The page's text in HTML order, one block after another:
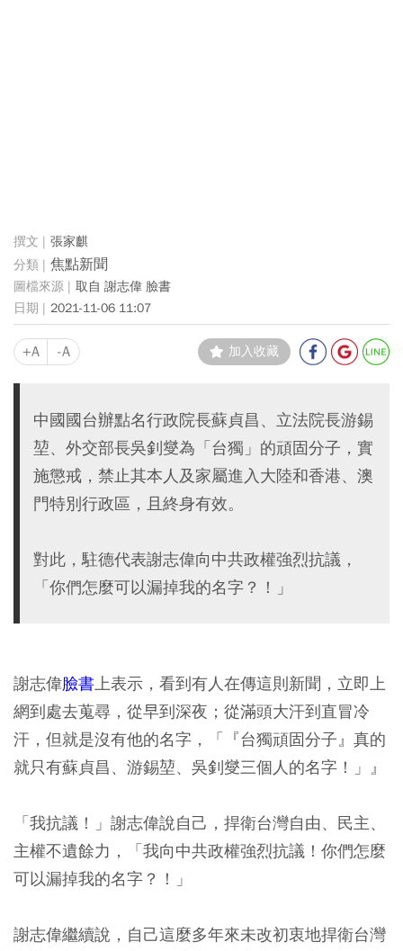
張家麒
焦點新聞
取自 謝志偉 臉書
2021-11-06 11:07
+A -A 加入收藏
中國國台辦點名行政院長蘇貞昌、立法院長游錫
堃、外交部長吳釗燮為「台獨」的頑固分子，實
施懲戒，禁止其本人及家屬進入大陸和香港、澳
門特別行政區，且終身有效。
對此，駐德代表謝志偉向中共政權強烈抗議，
「你們怎麼可以漏掉我的名字？！」
謝志偉臉書上表示，看到有人在傳這則新聞，立即上
網到處去蒐尋，從早到深夜；從滿頭大汗到直冒冷
汗，但就是沒有他的名字，「『台獨頑固分子』真的
就只有蘇貞昌、游錫堃、吳釗燮三個人的名字！」』
「我抗議！」謝志偉說自己，捍衛台灣自由、民主、
主權不遺餘力，「我向中共政權強烈抗議！你們怎麼
可以漏掉我的名字？！」
謝志偉繼續說，自己這麼多年來未改初衷地捍衛台灣